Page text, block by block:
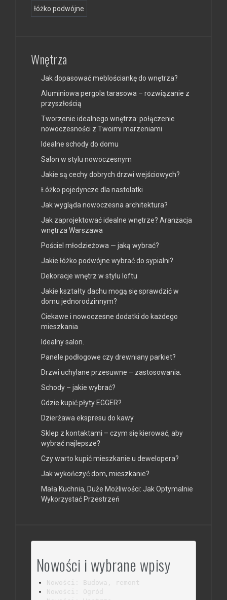
łóżko podwójne
Wnętrza
Jak dopasować meblościankę do wnętrza?
Aluminiowa pergola tarasowa – rozwiązanie z
przyszłością
Tworzenie idealnego wnętrza: połączenie
nowoczesności z Twoimi marzeniami
Idealne schody do domu
Salon w stylu nowoczesnym
Jakie są cechy dobrych drzwi wejściowych?
Łóżko pojedyncze dla nastolatki
Jak wygląda nowoczesna architektura?
Jak zaprojektować idealne wnętrze? Aranżacja
wnętrza Warszawa
Pościel młodzieżowa — jaką wybrać?
Jakie łóżko podwójne wybrać do sypialni?
Dekoracje wnętrz w stylu loftu
Jakie kształty dachu mogą się sprawdzić w
domu jednorodzinnym?
Ciekawe i nowoczesne dodatki do każdego
mieszkania
Idealny salon.
Panele podłogowe czy drewniany parkiet?
Drzwi uchylane przesuwne – zastosowania.
Schody – jakie wybrać?
Gdzie kupić płyty EGGER?
Dzierżawa ekspresu do kawy
Sklep z kontaktami – czym się kierować, aby
wybrać najlepsze?
Czy warto kupić mieszkanie u dewelopera?
Jak wykończyć dom, mieszkanie?
Mała Kuchnia, Duże Możliwości: Jak Optymalnie
Wykorzystać Przestrzeń
Nowości i wybrane wpisy
Nowości: Budowa, remont
Nowości: Ogród